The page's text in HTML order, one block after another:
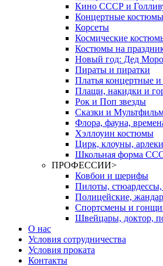
Кино СССР и
Концертные
Корсеты
Космические
Костюмы на
Новый год: Дед
Пираты и пиратки
Платья концертные
Плащи, накидки и
Рок и Поп звезды
Сказки и
Флора, фауна,
Хэллоуин костюмы
Цирк, клоуны,
Школьная форма
ПРОФЕССИИ>
Ковбои и шерифы
Пилоты,
Полицейские,
Спортсмены и
Швейцары, доктор,
О нас
Условия сотрудничества
Условия проката
Контакты